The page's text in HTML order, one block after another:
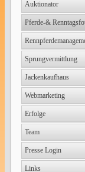
Auktionator
Pferde-&
Sprungvermittlung
Jackenkaufhaus
Webmarketing
Erfolge
Team
Presse Login
Links